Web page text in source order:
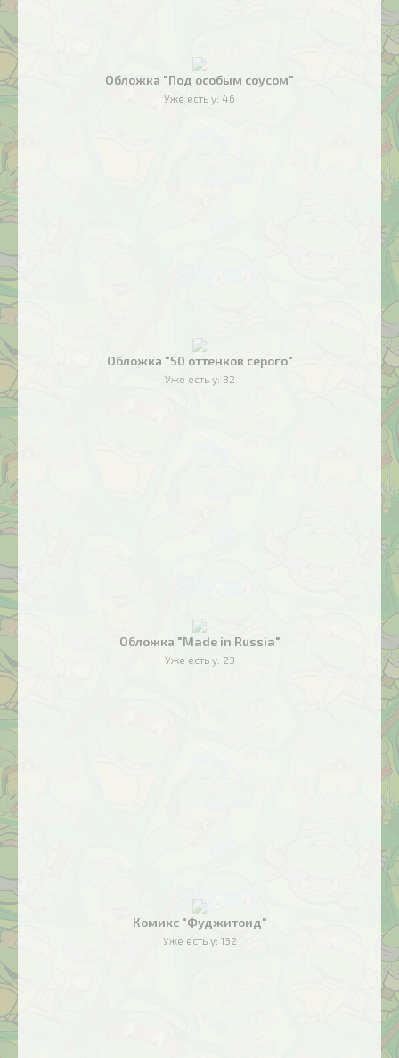
Обложка "Под особым соусом"
Уже есть у: 46
Обложка "50 оттенков серого"
Уже есть у: 32
Обложка "Made in Russia"
Уже есть у: 23
Комикс "Фуджитоид"
Уже есть у: 132